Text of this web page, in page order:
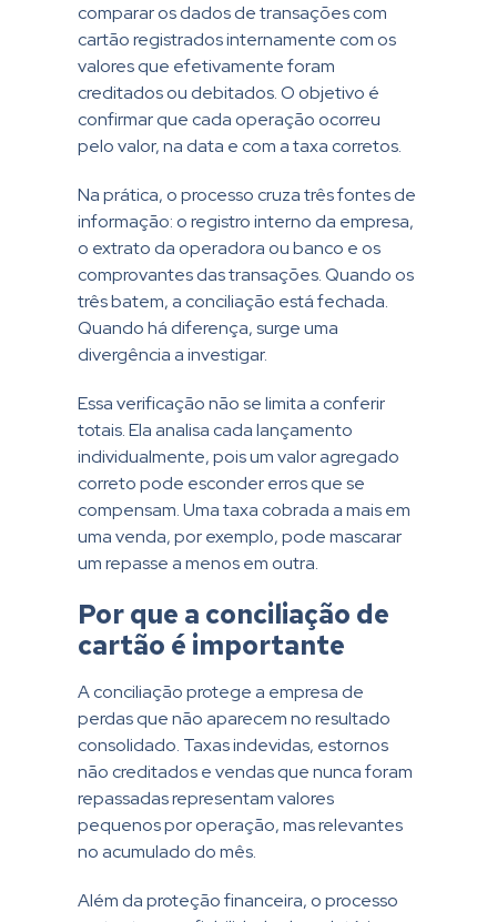
comparar os dados de transações com
cartão registrados internamente com os
valores que efetivamente foram
creditados ou debitados. O objetivo é
confirmar que cada operação ocorreu
pelo valor, na data e com a taxa corretos.
Na prática, o processo cruza três fontes de
informação: o registro interno da empresa,
o extrato da operadora ou banco e os
comprovantes das transações. Quando os
três batem, a conciliação está fechada.
Quando há diferença, surge uma
divergência a investigar.
Essa verificação não se limita a conferir
totais. Ela analisa cada lançamento
individualmente, pois um valor agregado
correto pode esconder erros que se
compensam. Uma taxa cobrada a mais em
uma venda, por exemplo, pode mascarar
um repasse a menos em outra.
Por que a conciliação de
cartão é importante
A conciliação protege a empresa de
perdas que não aparecem no resultado
consolidado. Taxas indevidas, estornos
não creditados e vendas que nunca foram
repassadas representam valores
pequenos por operação, mas relevantes
no acumulado do mês.
Além da proteção financeira, o processo